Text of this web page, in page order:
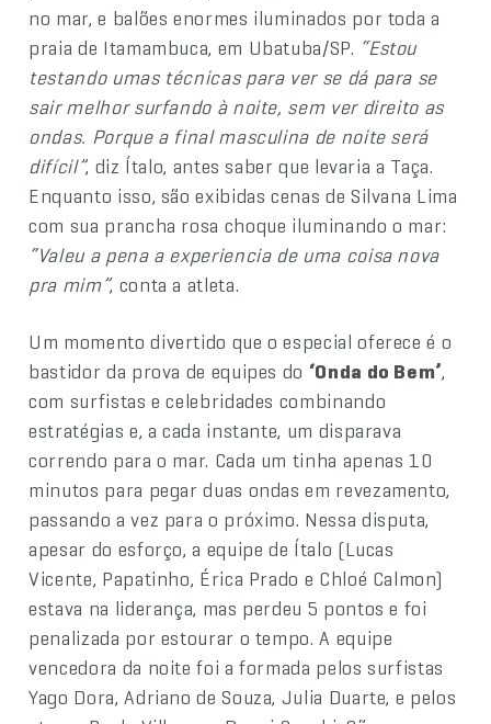
no mar, e balões enormes iluminados por toda a
praia de Itamambuca, em Ubatuba/SP. “Estou
testando umas técnicas para ver se dá para se
sair melhor surfando à noite, sem ver direito as
ondas. Porque a final masculina de noite será
difícil”, diz Ítalo, antes saber que levaria a Taça.
Enquanto isso, são exibidas cenas de Silvana Lima
com sua prancha rosa choque iluminando o mar:
“Valeu a pena a experiencia de uma coisa nova
pra mim”, conta a atleta.
Um momento divertido que o especial oferece é o
bastidor da prova de equipes do ‘Onda do Bem’,
com surfistas e celebridades combinando
estratégias e, a cada instante, um disparava
correndo para o mar. Cada um tinha apenas 10
minutos para pegar duas ondas em revezamento,
passando a vez para o próximo. Nessa disputa,
apesar do esforço, a equipe de Ítalo (Lucas
Vicente, Papatinho, Érica Prado e Chloé Calmon)
estava na liderança, mas perdeu 5 pontos e foi
penalizada por estourar o tempo. A equipe
vencedora da noite foi a formada pelos surfistas
Yago Dora, Adriano de Souza, Julia Duarte, e pelos